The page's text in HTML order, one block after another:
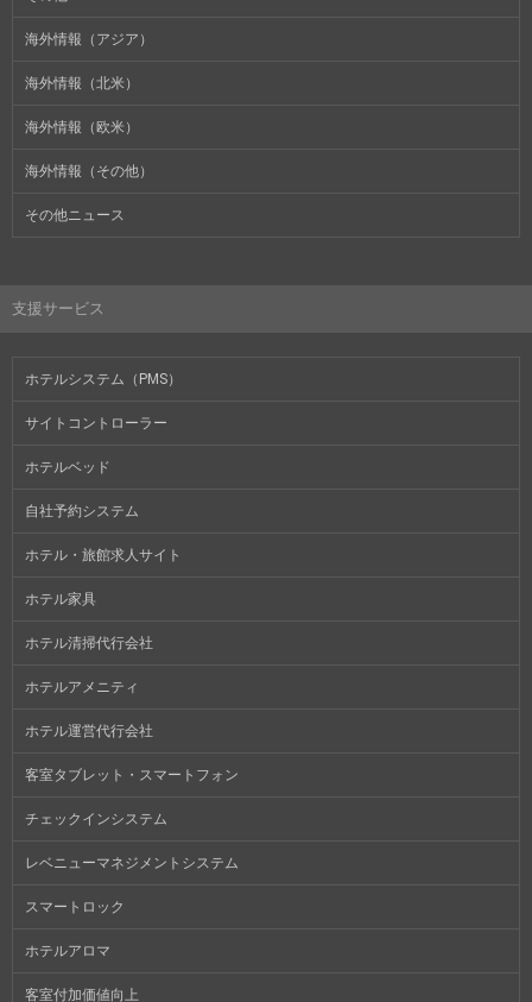
海外情報（アジア）
海外情報（北米）
海外情報（欧米）
海外情報（その他）
その他ニュース
支援サービス
ホテルシステム（PMS）
サイトコントローラー
ホテルベッド
自社予約システム
ホテル・旅館求人サイト
ホテル家具
ホテル清掃代行会社
ホテルアメニティ
ホテル運営代行会社
客室タブレット・スマートフォン
チェックインシステム
レベニューマネジメントシステム
スマートロック
ホテルアロマ
客室付加価値向上